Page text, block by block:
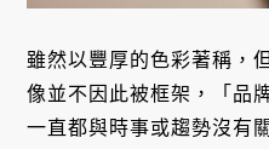
雖然以豐厚的色彩著稱，
像並不因此被框架，「品
一直都與時事或趨勢沒有